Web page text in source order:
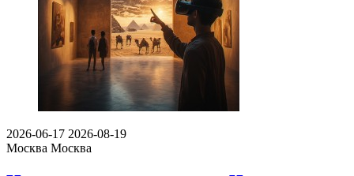
2026-06-17 2026-08-19
Москва Москва